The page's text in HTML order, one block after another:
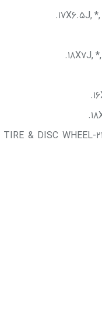
لوازم بدنه فورچونر لوازم 17X6.5J,
18X7J,
& DISC WHEEL-